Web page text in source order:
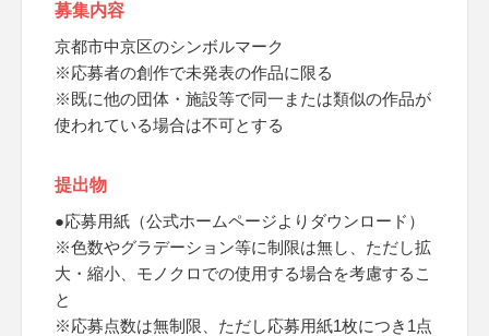
募集内容
京都市中京区のシンボルマーク
※応募者の創作で未発表の作品に限る
※既に他の団体・施設等で同一または類似の作品が
使われている場合は不可とする
提出物
●応募用紙（公式ホームページよりダウンロード）
※色数やグラデーション等に制限は無し、ただし拡
大・縮小、モノクロでの使用する場合を考慮するこ
と
※応募点数は無制限、ただし応募用紙1枚につき1点